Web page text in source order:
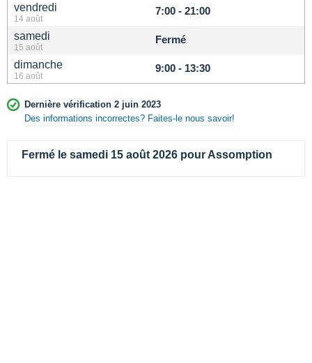
vendredi
14 août
7:00 - 21:00
samedi
15 août
Fermé
dimanche
16 août
9:00 - 13:30
Dernière vérification 2 juin 2023
Des informations incorrectes? Faites-le nous savoir!
Fermé le samedi 15 août 2026 pour Assomption